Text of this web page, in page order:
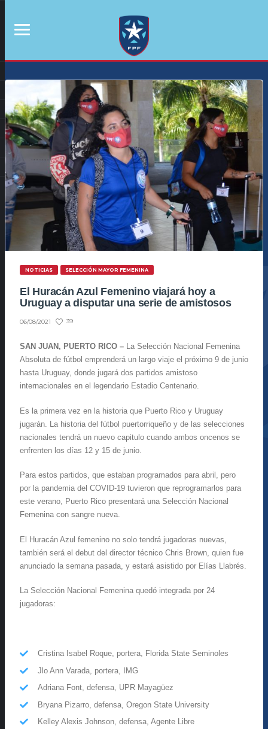
NOTICIAS SELECCIÓN MAYOR FEMENINA
El Huracán Azul Femenino viajará hoy a
Uruguay a disputar una serie de amistosos
06/08/2021 39
SAN JUAN, PUERTO RICO – La Selección Nacional Femenina
Absoluta de fútbol emprenderá un largo viaje el próximo 9 de junio
hasta Uruguay, donde jugará dos partidos amistoso
internacionales en el legendario Estadio Centenario.
Es la primera vez en la historia que Puerto Rico y Uruguay
jugarán. La historia del fútbol puertorriqueño y de las selecciones
nacionales tendrá un nuevo capitulo cuando ambos oncenos se
enfrenten los días 12 y 15 de junio.
Para estos partidos, que estaban programados para abril, pero
por la pandemia del COVID-19 tuvieron que reprogramarlos para
este verano, Puerto Rico presentará una Selección Nacional
Femenina con sangre nueva.
El Huracán Azul femenino no solo tendrá jugadoras nuevas,
también será el debut del director técnico Chris Brown, quien fue
anunciado la semana pasada, y estará asistido por Elías Llabrés.
La Selección Nacional Femenina quedó integrada por 24
jugadoras:
Cristina Isabel Roque, portera, Florida State Seminoles
Jlo Ann Varada, portera, IMG
Adriana Font, defensa, UPR Mayagüez
Bryana Pizarro, defensa, Oregon State University
Kelley Alexis Johnson, defensa, Agente Libre